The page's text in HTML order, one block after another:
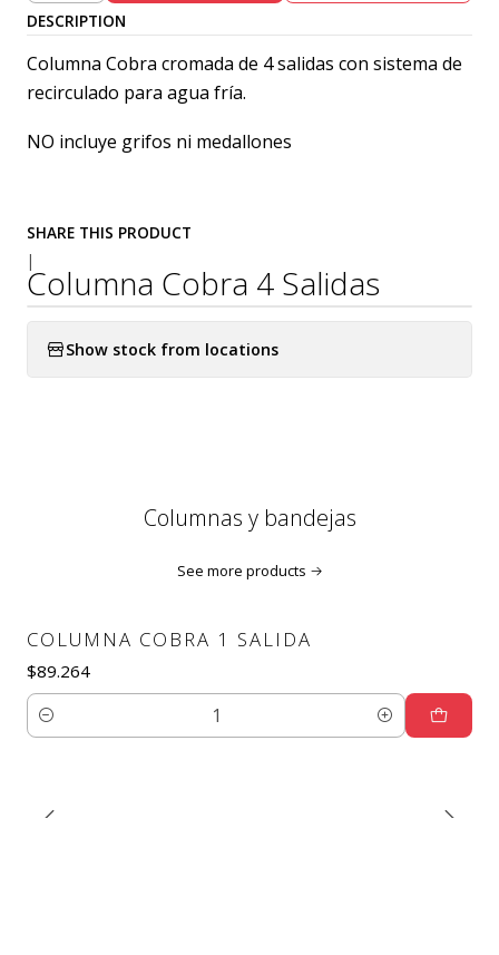
DESCRIPTION
Columna Cobra cromada de 4 salidas con sistema de
recirculado para agua fría.
NO incluye grifos ni medallones
SHARE THIS PRODUCT
|
Columna Cobra 4 Salidas
Show stock from locations
Columnas y bandejas
See more products
COLUMNA COBRA 1 SALIDA
$89.264
Quantity